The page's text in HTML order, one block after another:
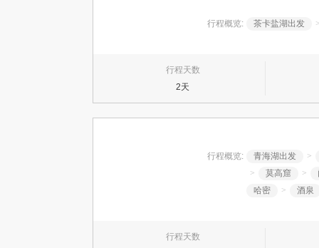
行程概览: 茶卡盐湖出发
行程天数
2天
行程概览: 青海湖出发
>
>
莫高窟 >
哈密
> 酒泉
行程天数